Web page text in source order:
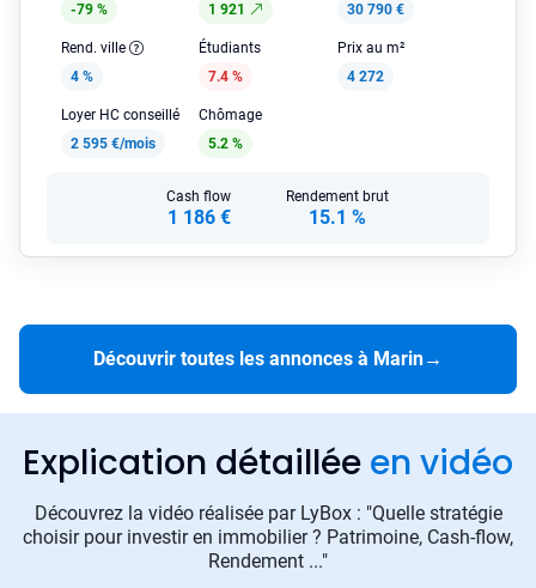
-79 %
1 921
30 790 €
Rend. ville
4 %
Étudiants
7.4 %
Prix au m²
4 272
Loyer HC conseillé
2 595 €/mois
Chômage
5.2 %
Cash flow
1 186 €
Rendement brut
15.1 %
Découvrir toutes les annonces à Marin→
Explication détaillée en vidéo
Découvrez la vidéo réalisée par LyBox : "Quelle stratégie
choisir pour investir en immobilier ? Patrimoine, Cash-flow,
Rendement ..."